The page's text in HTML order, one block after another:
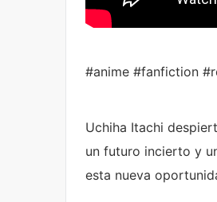
#anime #fanfiction
Uchiha Itachi
un futuro incierto y
esta nueva